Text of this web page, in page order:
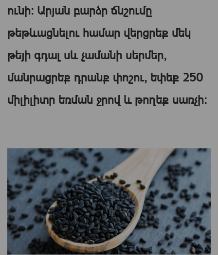
ունի։ Արյան բարձր ճնշումը
թեթևացնելու համար վերցրեք մեկ
թեյի գդալ սև չամանի սերմեր,
մանրացրեք դրանք փոշու, եփեք 250
միլիլիտր եռման ջրով և թողեք սառչի։